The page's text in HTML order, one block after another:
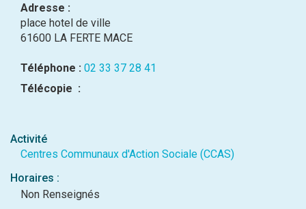
Adresse :
place hotel de ville
61600 LA FERTE MACE
Téléphone : 02 33 37 28 41
Télécopie :
Activité
Centres Communaux d'Action Sociale (CCAS)
Horaires :
Non Renseignés